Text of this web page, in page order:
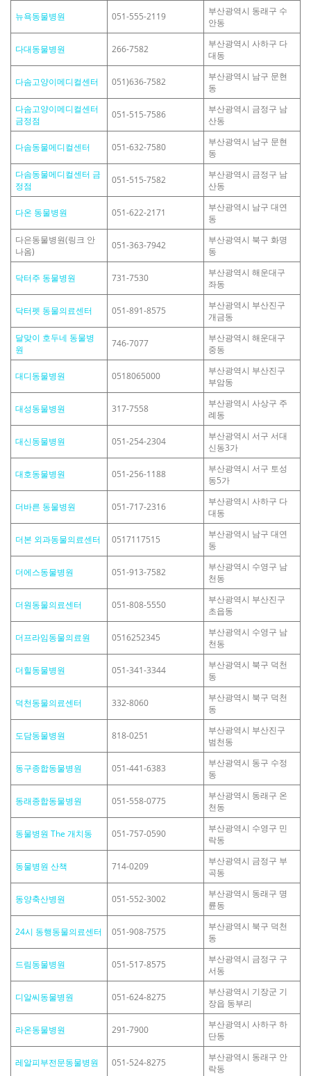
뉴욕동물병원 051-555-2119
부산광역시 동래구 수
안동
다대동물병원 266-7582
부산광역시 사하구 다
대동
다솜고양이메디컬센터 051)636-7582
부산광역시 남구 문현
동
다솜고양이메디컬센터
금정점
051-515-7586
부산광역시 금정구 남
산동
다솜동물메디컬센터 051-632-7580
부산광역시 남구 문현
동
다솜동물메디컬센터 금
정점
051-515-7582
부산광역시 금정구 남
산동
다온 동물병원 051-622-2171
부산광역시 남구 대연
동
다은동물병원(링크 안
나옴)
051-363-7942
부산광역시 북구 화명
동
닥터주 동물병원 731-7530
부산광역시 해운대구
좌동
닥터펫 동물의료센터 051-891-8575
부산광역시 부산진구
개금동
달맞이 호두네 동물병
원
746-7077
부산광역시 해운대구
중동
대디동물병원 0518065000
부산광역시 부산진구
부암동
대성동물병원 317-7558
부산광역시 사상구 주
례동
대신동물병원 051-254-2304
부산광역시 서구 서대
신동3가
대호동물병원 051-256-1188
부산광역시 서구 토성
동5가
더바른 동물병원 051-717-2316
부산광역시 사하구 다
대동
더본 외과동물의료센터 0517117515
부산광역시 남구 대연
동
더에스동물병원 051-913-7582
부산광역시 수영구 남
천동
더원동물의료센터 051-808-5550
부산광역시 부산진구
초읍동
더프라임동물의료원 0516252345
부산광역시 수영구 남
천동
더힐동물병원 051-341-3344
부산광역시 북구 덕천
동
덕천동물의료센터 332-8060
부산광역시 북구 덕천
동
도담동물병원 818-0251
부산광역시 부산진구
범천동
동구종합동물병원 051-441-6383
부산광역시 동구 수정
동
동래종합동물병원 051-558-0775
부산광역시 동래구 온
천동
동물병원 The 개치동 051-757-0590
부산광역시 수영구 민
락동
동물병원 산책 714-0209
부산광역시 금정구 부
곡동
동양축산병원 051-552-3002
부산광역시 동래구 명
륜동
24시 동행동물의료센터 051-908-7575
부산광역시 북구 덕천
동
드림동물병원 051-517-8575
부산광역시 금정구 구
서동
디알씨동물병원 051-624-8275
부산광역시 기장군 기
장읍 동부리
라온동물병원 291-7900
부산광역시 사하구 하
단동
레알피부전문동물병원 051-524-8275
부산광역시 동래구 안
락동